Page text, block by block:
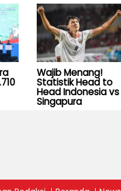
Wajib Menang!
Statistik Head to
Head Indonesia vs
Singapura